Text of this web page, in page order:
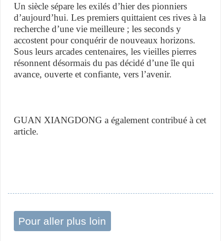
Un siècle sépare les exilés d’hier des pionniers
d’aujourd’hui. Les premiers quittaient ces rives à la
recherche d’une vie meilleure ; les seconds y
accostent pour conquérir de nouveaux horizons.
Sous leurs arcades centenaires, les vieilles pierres
résonnent désormais du pas décidé d’une île qui
avance, ouverte et confiante, vers l’avenir.
GUAN XIANGDONG a également contribué à cet
article.
Pour aller plus loin